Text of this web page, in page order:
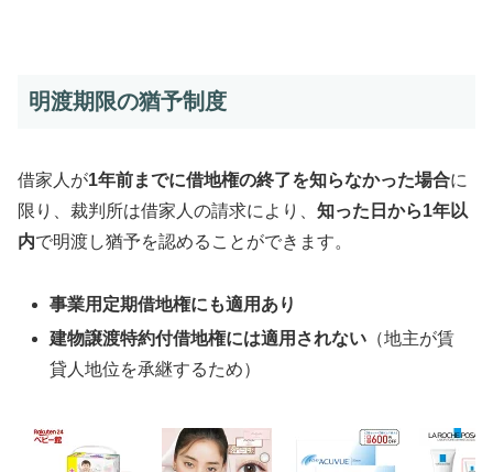
明渡期限の猶予制度
借家人が1年前までに借地権の終了を知らなかった場合に
限り、裁判所は借家人の請求により、 知った日から1年以
内で明渡し猶予を認めることができます。
事業用定期借地権にも適用あり
建物譲渡特約付借地権には適用されない （地主が賃
貸人地位を承継するため）